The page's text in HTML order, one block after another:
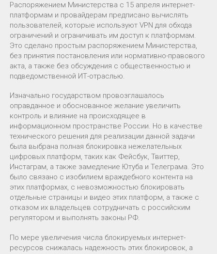
Распоряжением Министерства с 15 апреля интернет-
платформам и провайдерам предписано вычислять
пользователей, которые используют VPN для обхода
ограничений и ограничивать им доступ к платформам.
Это сделано простым распоряжением Министерства,
без принятия постановления или нормативно-правового
акта, а также без обсуждения с общественностью и
подведомственной ИТ-отраслью.
Изначально государством провозглашалось
оправданное и обоснованное желание увеличить
контроль и влияние на происходящее в
информационном пространстве России. Но в качестве
технического решения для реализации данной задачи
была выбрана полная блокировка нежелательных
цифровых платформ, таких как Фейсбук, Твиттер,
Инстаграм, а также замедление Ютуба и Телеграма. Это
было связано с изобилием враждебного контента на
этих платформах, с невозможностью блокировать
отдельные страницы и видео этих платформ, а также с
отказом их владельцев сотрудничать с российским
регулятором и выполнять законы РФ.
По мере увеличения числа блокируемых интернет-
ресурсов снижалась надежность этих блокировок, а